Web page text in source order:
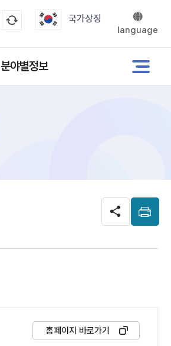
국가상징
language
분야별정보
홈페이지 바로가기